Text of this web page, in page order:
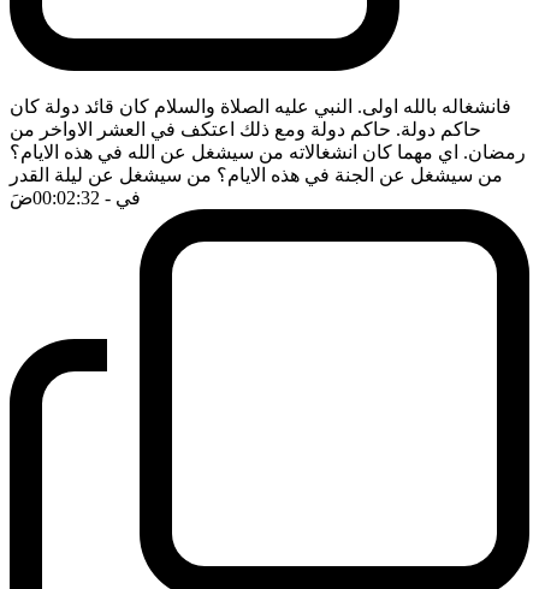
فانشغاله بالله اولى. النبي عليه الصلاة والسلام كان قائد دولة كان
حاكم دولة. حاكم دولة ومع ذلك اعتكف في العشر الاواخر من
رمضان. اي مهما كان انشغالاته من سيشغل عن الله في هذه الايام؟
من سيشغل عن الجنة في هذه الايام؟ من سيشغل عن ليلة القدر
في - 00:02:32 ضَ